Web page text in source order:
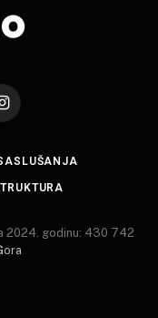
Instagram
2024. godinu: 430 742